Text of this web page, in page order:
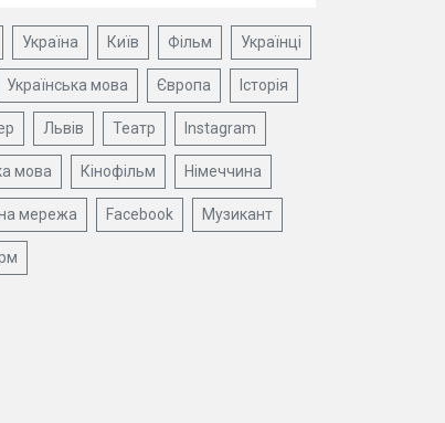
Україна Київ Фільм Українці
Українська мова Європа Історія
Львів Театр Instagram
мова Кінофільм Німеччина
мережа Facebook Музикант